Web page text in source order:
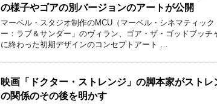
の様子やゴアの別バージョンのアートが公開
マーベル・スタジオ制作のMCU（マーベル・シネマティッ
ー：ラブ＆サンダー」のヴィラン、ゴア・ザ・ゴッドブッチ
に終わった初期デザインのコンセプトアート …
映画「ドクター・ストレンジ」の脚本家がスト
の関係のその後を明かす